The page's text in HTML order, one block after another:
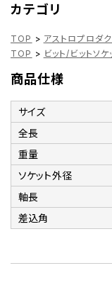
カテゴリ
TOP > アストロプロダ
TOP > ビット/ビットソケ
商品仕様
サイズ
全長
重量
ソケット外径
軸長
差込角